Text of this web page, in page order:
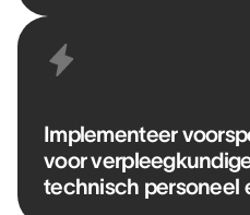
Implementeer
voor
technisch personeel